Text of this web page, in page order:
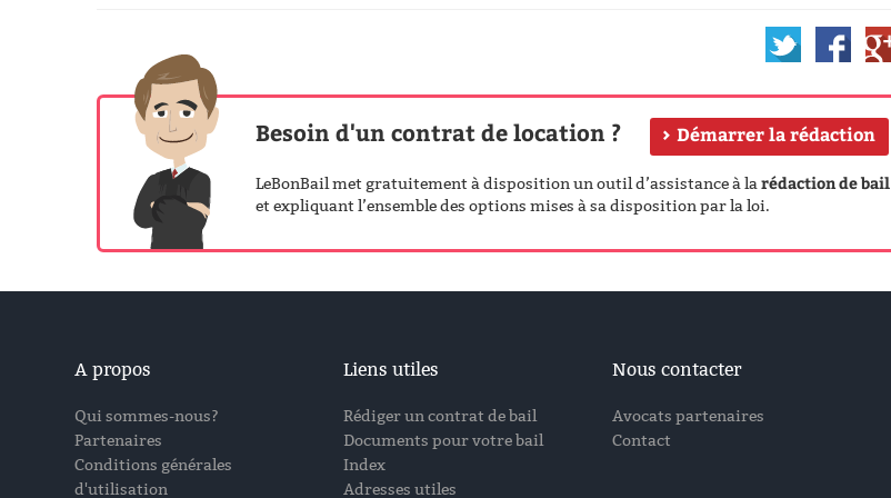
Besoin d'un contrat de location ? Démarrer la rédaction
LeBonBail met gratuitement à disposition un outil d’assistance à larédaction de bail
et expliquant l’ensemble des options mises à sa disposition par la loi.
A propos
Qui sommes-nous?
Partenaires
Conditions générales
d'utilisation
Liens utiles
Rédiger un contrat de bail
Documents pour votre bail
Index
Adresses utiles
Nous contacter
Avocats partenaires
Contact